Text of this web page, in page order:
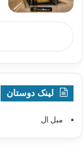
لینک دوستان
مبل ال